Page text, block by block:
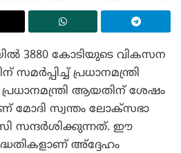
3880 കോടിയുടെ വികസന
പ്രധാനമന്ത്രി
പ്രധാനമന്ത്രി ആയതിന് ശേഷം
മോദി സ്വന്തം ലോക്‌സഭാ
സന്ദർശിക്കുന്നത്. ഈ
അ്‌ദ്ദേഹം